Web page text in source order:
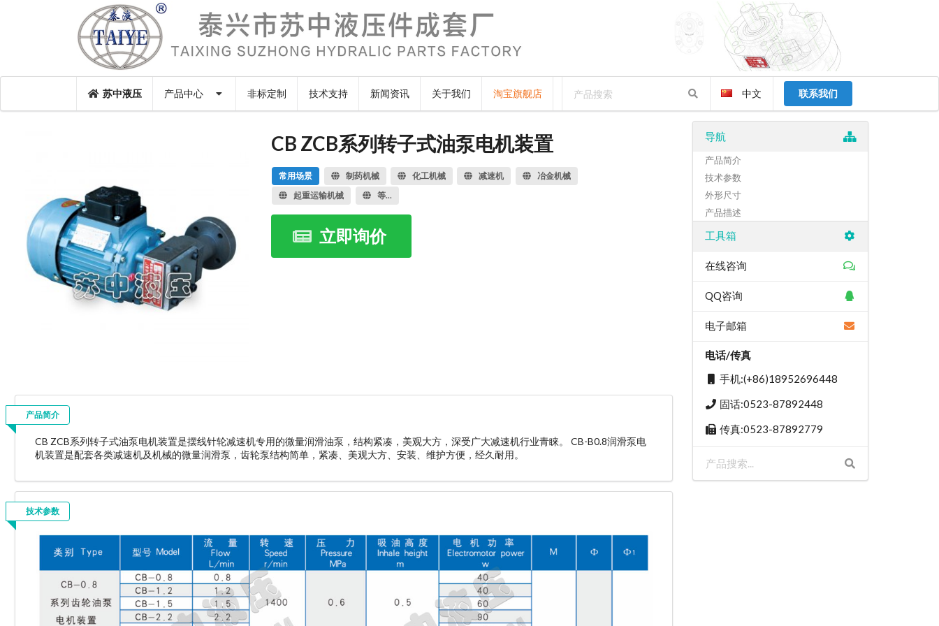
苏中液压 产品中心 非标定制 技术支持 新闻资讯 关于我们 淘宝旗舰店 中文 联系我们
CB ZCB系列转子式油泵电机装置
常用场景 制药机械 化工机械 减速机
冶金机械
起重运输机械
等...
立即询价
产品简介
CB ZCB系列转子式油泵电机装置是摆线针轮减速机专用的微量润滑油泵，结构紧凑，美观大方，深受广大减速机行业青睐。 CB-B0.8润滑泵电
机装置是配套各类减速机及机械的微量润滑泵，齿轮泵结构简单，紧凑、美观大方、安装、维护方便，经久耐用。
技术参数
导航
产品简介
技术参数
外形尺寸
产品描述
工具箱
在线咨询
QQ咨询
电子邮箱
电话/传真
手机:(+86)18952696448
固话:0523-87892448
传真:0523-87892779